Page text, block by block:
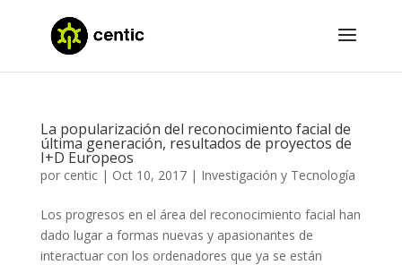
La popularización del reconocimiento facial de
última generación, resultados de proyectos de
I+D Europeos
por centic| Oct 10, 2017| Investigación y Tecnología
Los progresos en el área del reconocimiento facial han
dado lugar a formas nuevas y apasionantes de
interactuar con los ordenadores que ya se están